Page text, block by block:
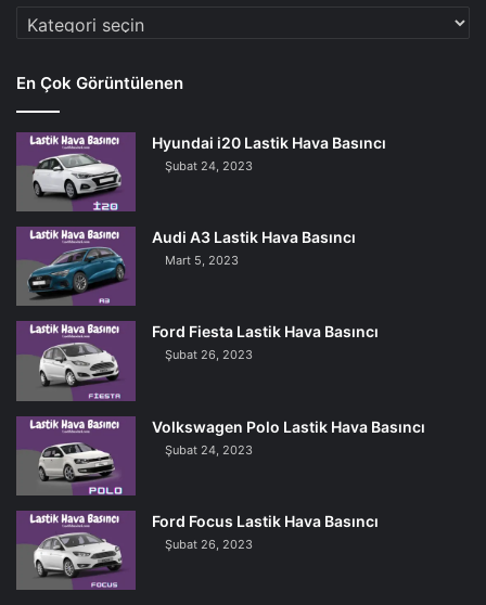
Araç
Markaları
En Çok Görüntülenen
Hyundai i20 Lastik Hava Basıncı
Şubat 24, 2023
Audi A3 Lastik Hava Basıncı
Mart 5, 2023
Ford Fiesta Lastik Hava Basıncı
Şubat 26, 2023
Volkswagen Polo Lastik Hava Basıncı
Şubat 24, 2023
Ford Focus Lastik Hava Basıncı
Şubat 26, 2023